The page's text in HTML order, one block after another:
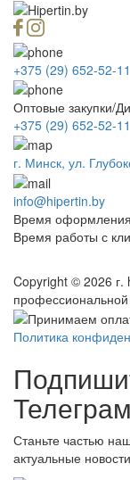
+375 (29) 652-52-11
Оптовые закупки/
+375 (29) 652-52-11
г. Минск, ул.
info@hipertin.by
Время оформления
Время работы с
Copyright © 2026 г.
Политика
Станьте частью
актуальные